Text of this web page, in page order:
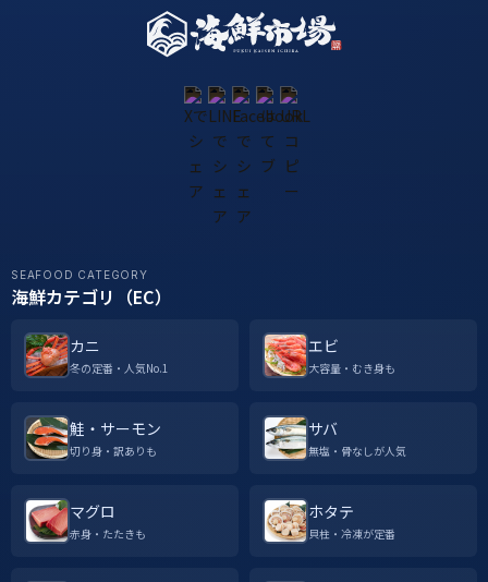
SEAFOOD CATEGORY
海鮮カテゴリ（EC）
カニ
冬の定番・人気No.1
エビ
大容量・むき身も
鮭・サーモン
切り身・訳ありも
サバ
無塩・骨なしが人気
マグロ
赤身・たたきも
ホタテ
貝柱・冷凍が定番